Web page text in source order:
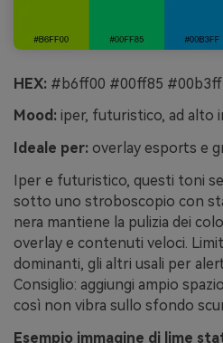
HEX: #b6ff00 #00ff85 #00b3ff
Mood: iper, futuristico, ad alto
Ideale per: overlay esports e
Iper e futuristico, questi toni
sotto uno stroboscopio con
nera mantiene la pulizia dei
overlay e contenuti veloci.
dominanti, gli altri usali per
Consiglio: aggiungi ampio
così non vibra sullo sfondo
Esempio immagine di lime